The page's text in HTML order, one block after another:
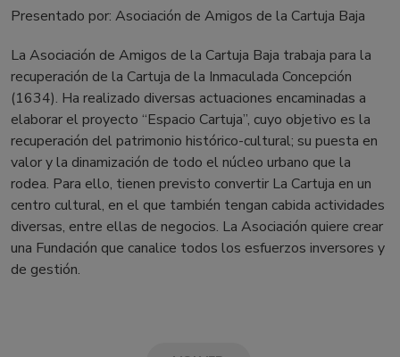
Presentado por: Asociación de Amigos de la Cartuja Baja
La Asociación de Amigos de la Cartuja Baja trabaja para la
recuperación de la Cartuja de la Inmaculada Concepción
(1634). Ha realizado diversas actuaciones encaminadas a
elaborar el proyecto “Espacio Cartuja”, cuyo objetivo es la
recuperación del patrimonio histórico-cultural; su puesta en
valor y la dinamización de todo el núcleo urbano que la
rodea. Para ello, tienen previsto convertir La Cartuja en un
centro cultural, en el que también tengan cabida actividades
diversas, entre ellas de negocios. La Asociación quiere crear
una Fundación que canalice todos los esfuerzos inversores y
de gestión.